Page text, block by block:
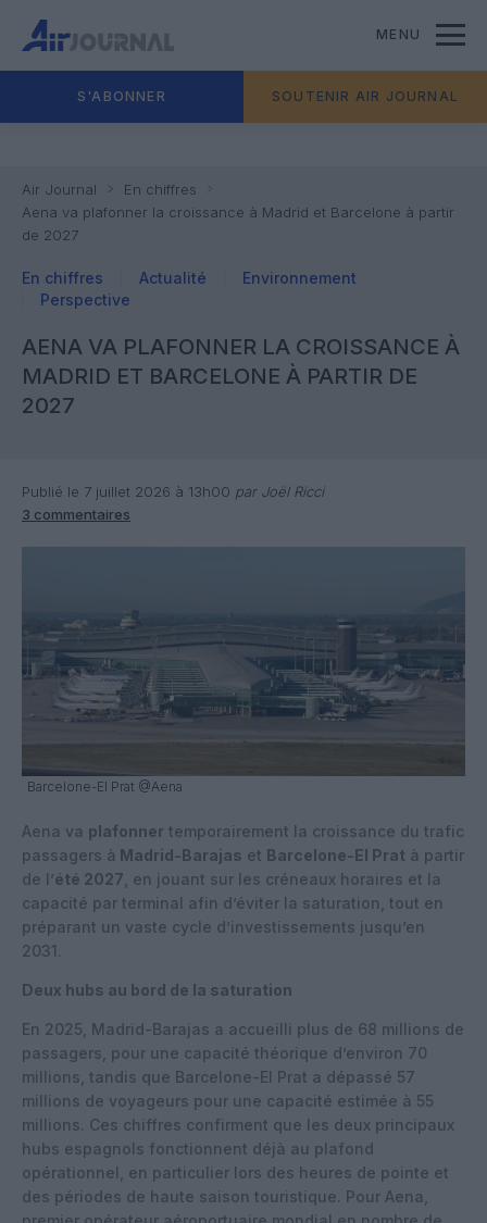
MENU
S'ABONNER SOUTENIR AIR JOURNAL
Air Journal
En chiffres
Aena va plafonner la croissance à Madrid et Barcelone à partir
de 2027
En chiffres Actualité
Environnement
Perspective
AENA VA PLAFONNER LA CROISSANCE À
MADRID ET BARCELONE À PARTIR DE
2027
Publié le 7 juillet 2026 à 13h00 par Joël Ricci
3 commentaires
Barcelone-El Prat @Aena
Aena va plafonner temporairement la croissance du trafic
passagers à Madrid-Barajas et Barcelone-El Prat à partir
de l’été 2027 , en jouant sur les créneaux horaires et la
capacité par terminal afin d’éviter la saturation, tout en
préparant un vaste cycle d’investissements jusqu’en
2031.
Deux hubs au bord de la saturation
En 2025, Madrid-Barajas a accueilli plus de 68 millions de
passagers, pour une capacité théorique d’environ 70
millions, tandis que Barcelone-El Prat a dépassé 57
millions de voyageurs pour une capacité estimée à 55
millions. Ces chiffres confirment que les deux principaux
hubs espagnols fonctionnent déjà au plafond
opérationnel, en particulier lors des heures de pointe et
des périodes de haute saison touristique. Pour Aena,